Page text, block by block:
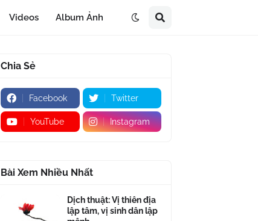
Videos Album Ảnh
Chia Sẻ
Facebook Twitter
YouTube Instagram
Bài Xem Nhiều Nhất
Dịch thuật: Vị thiên địa
lập tâm, vị sinh dân lập